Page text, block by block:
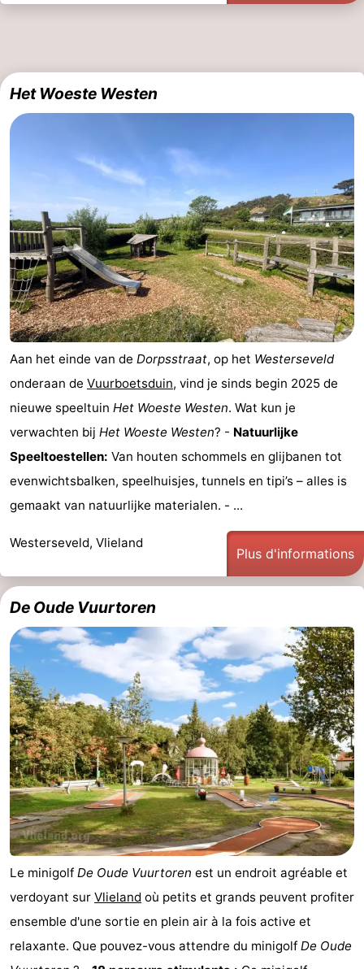
Forum
Stationnement
Saut
Friesland
-
Leeuwarden
Îles
de
Frise
-
Schiermonnikoog
Ameland
-
Terschelling
-
Texel
Météo
Het Woeste Westen
Aan het einde van de Dorpsstraat, op het Westerseveld
onderaan de Vuurboetsduin, vind je sinds begin 2025 de
nieuwe speeltuin Het Woeste Westen. Wat kun je
verwachten bij Het Woeste Westen? - Natuurlijke
Speeltoestellen: Van houten schommels en glijbanen tot
evenwichtsbalken, speelhuisjes, tunnels en tipi’s – alles is
gemaakt van natuurlijke materialen. - ...
Westerseveld, Vlieland
Plus d'informations
De Oude Vuurtoren
Le minigolf De Oude Vuurtoren est un endroit agréable et
verdoyant sur Vlieland où petits et grands peuvent profiter
ensemble d'une sortie en plein air à la fois active et
relaxante. Que pouvez-vous attendre du minigolf De Oude